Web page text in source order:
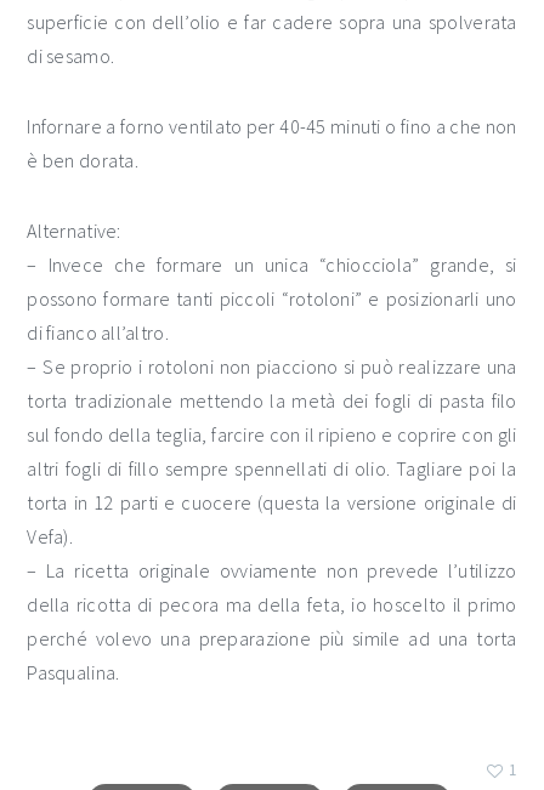
superficie con dell’olio e far cadere sopra una spolverata
di sesamo.
Infornare a forno ventilato per 40-45 minuti o fino a che non
è ben dorata.
Alternative:
– Invece che formare un unica “chiocciola” grande, si
possono formare tanti piccoli “rotoloni” e posizionarli uno
di fianco all’altro.
– Se proprio i rotoloni non piacciono si può realizzare una
torta tradizionale mettendo la metà dei fogli di pasta filo
sul fondo della teglia, farcire con il ripieno e coprire con gli
altri fogli di fillo sempre spennellati di olio. Tagliare poi la
torta in 12 parti e cuocere (questa la versione originale di
Vefa).
– La ricetta originale ovviamente non prevede l’utilizzo
della ricotta di pecora ma della feta, io hoscelto il primo
perché volevo una preparazione più simile ad una torta
Pasqualina.
1